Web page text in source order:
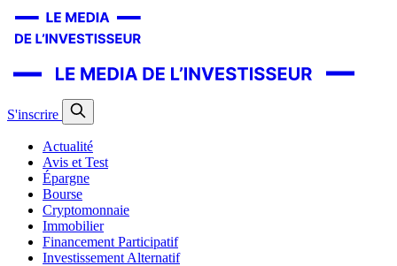
S'inscrire
Actualité
Avis et Test
Épargne
Bourse
Cryptomonnaie
Immobilier
Financement Participatif
Investissement Alternatif